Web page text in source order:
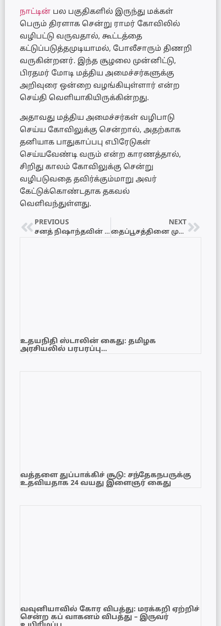
நாட்டின் பல பகுதிகளில் இருந்து மக்கள்
பெரும் திரளாக சென்று ராமர் கோவிலில்
வழிபட்டு வருவதால், கூட்டத்தை
கட்டுப்படுத்தமுடியாமல், போலீசாரும் திணறி
வருகின்றனர். இந்த சூழலை முன்னிட்டு,
பிரதமர் மோடி மத்திய அமைச்சர்களுக்கு
அறிவுரை ஒன்றை வழங்கியுள்ளார் என்ற
செய்தி வெளியாகியிருக்கின்றது.
அதாவது மத்திய அமைச்சர்கள் வழிபாடு
செய்ய கோவிலுக்கு சென்றால், அதற்காக
தனியாக பாதுகாப்பபு எபிரேடுகள்
செய்யவேண்டி வரும் என்ற காரணத்தால்,
சிறிது காலம் கோவிலுக்கு சென்று
வழிபடுவதை தவிர்க்கும்மாறு அவர்
கேட்டுக்கொண்டதாக தகவல்
வெளிவந்துள்ளது.
PREVIOUS
சனத் நிஷாந்தவின் திடீர் மரணம் – வெற்றிடத்திற்கு புதியவர் நியமனம்
NEXT
தைப்பூசத்தினை முன்னிட்டு பாரம்பரிய முறைப்படி நெற்புதிர் எடுத்து ஆலயத்திற்கு வழங்கும் வைபவம்!
உதயநிதி ஸ்டாலின் கைது: தமிழக
அரசியலில் பரபரப்பு…
வத்தளை துப்பாக்கிச் சூடு: சந்தேகநபருக்கு
உதவியதாக 24 வயது இளைஞர் கைது
வவுனியாவில் கோர விபத்து: மரக்கறி ஏற்றிச்
சென்ற கப் வாகனம் விபத்து – இருவர்